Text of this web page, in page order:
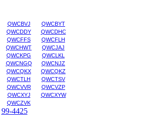
QWCBVJ
QWCBYT
QWCDDY
QWCDHC
QWCFFS
QWCFLH
QWCHWT
QWCJAJ
QWCKPG
QWCLKL
QWCNGQ
QWCNJZ
QWCQKX
QWCQKZ
QWCTLH
QWCTSV
QWCVVR
QWCVZP
QWCXYJ
QWCXYW
QWCZVK
99-4425